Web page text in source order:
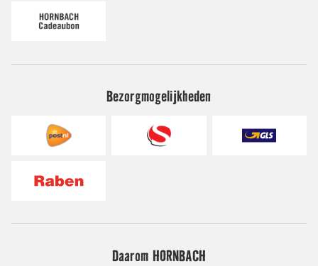
Bezorgmogelijkheden
Daarom HORNBACH